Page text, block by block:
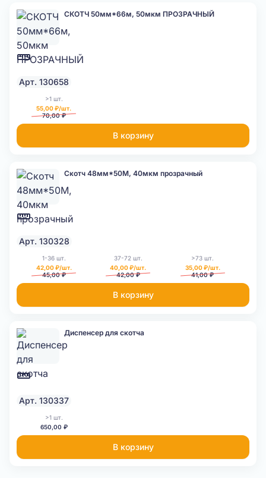
СКОТЧ 50мм*66м, 50мкм ПРОЗРАЧНЫЙ
Арт. 130658
>1 шт.
55,00 ₽/шт.
70,00 ₽
В корзину
Скотч 48мм*50М, 40мкм прозрачный
Арт. 130328
1-36 шт.
42,00 ₽/шт.
45,00 ₽
37-72 шт.
40,00 ₽/шт.
42,00 ₽
>73 шт.
35,00 ₽/шт.
41,00 ₽
В корзину
Диспенсер для скотча
Арт. 130337
>1 шт.
650,00 ₽
В корзину